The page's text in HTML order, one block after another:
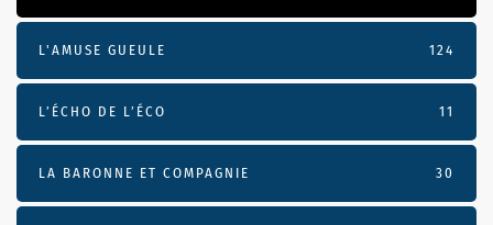
L'AMUSE GUEULE 124
L’ÉCHO DE L’ÉCO 11
LA BARONNE ET COMPAGNIE 30